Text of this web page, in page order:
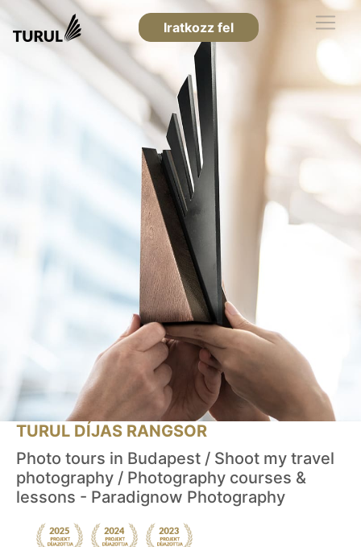
Iratkozz fel
TURUL DÍJAS RANGSOR
Photo tours in Budapest / Shoot my travel
photography / Photography courses &
lessons - Paradignow Photography